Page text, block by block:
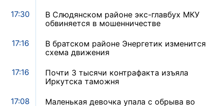
17:30
В Слюдянском районе экс-главбух МКУ
обвиняется в мошенничестве
17:16
В братском районе Энергетик изменится
схема движения
17:16
Почти 3 тысячи контрафакта изъяла
Иркутска таможня
17:08
Маленькая девочка упала с обрыва во